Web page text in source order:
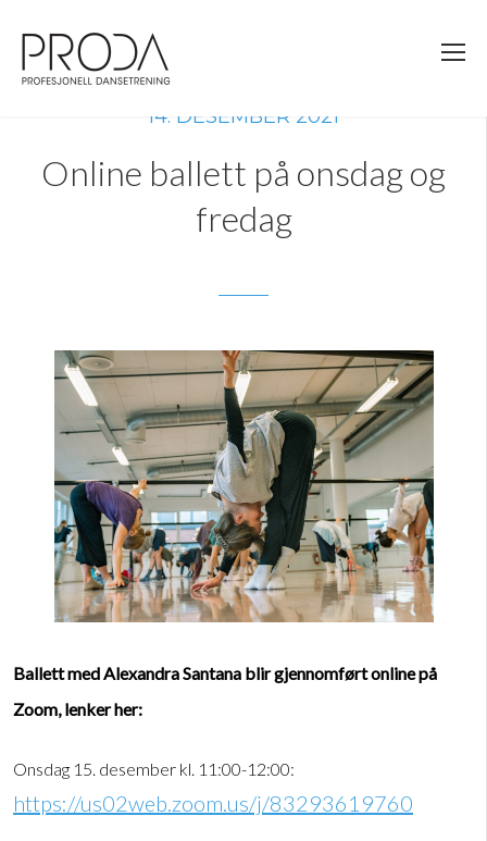
sidens
hovedinnhold
14. DESEMBER 2021
Online ballett på onsdag og
fredag
Ballett med Alexandra Santana blir gjennomført online på
Zoom, lenker her:
Onsdag 15. desember kl. 11:00-12:00:
https://us02web.zoom.us/j/83293619760